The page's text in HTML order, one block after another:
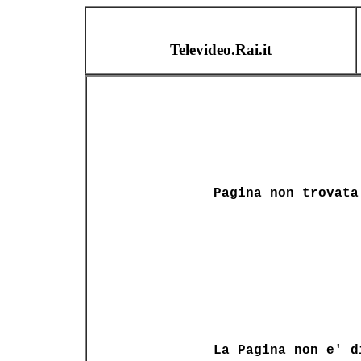
Televideo.Rai.it
Pagina non trovata
La Pagina non e'